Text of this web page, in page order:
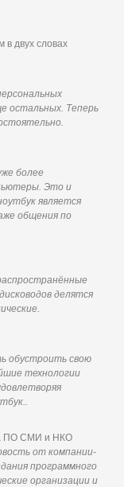
в двух словах
остальных. Теперь
более
Это и
является
общения по
делятся
обустроить свою
технологии
ПО СМИ и НКО
от компании-
программного
организации и